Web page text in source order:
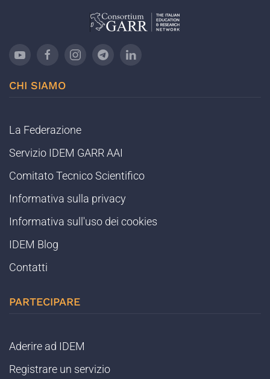
CHI SIAMO
La Federazione
Servizio IDEM GARR AAI
Comitato Tecnico Scientifico
Informativa sulla privacy
Informativa sull'uso dei cookies
IDEM Blog
Contatti
PARTECIPARE
Aderire ad IDEM
Registrare un servizio